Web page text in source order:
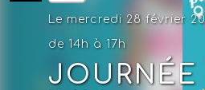
Le mercredi 28 février
de 14h à 17h
JOURNÉE